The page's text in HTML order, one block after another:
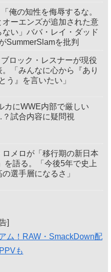
「俺の知性を侮辱するな。
オーエンズが追加された意
ない」ババ・レイ・ダッド
SummerSlamを批判
ブロック・レスナーが現役
。「みんなに心から『あり
う』を言いたい」
カにWWE内部で厳しい
試合内容に疑問視
ロメロが「移行期の新日本
を語る。「今後5年で史上
の選手層になるさ」
]
ム！RAW・SmackDown配
も